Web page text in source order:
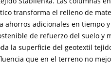
transforma el relleno de
ahorros adicionales en tiempo y
de refuerzo del suelo y
la superficie del geotextil
que en el terreno no